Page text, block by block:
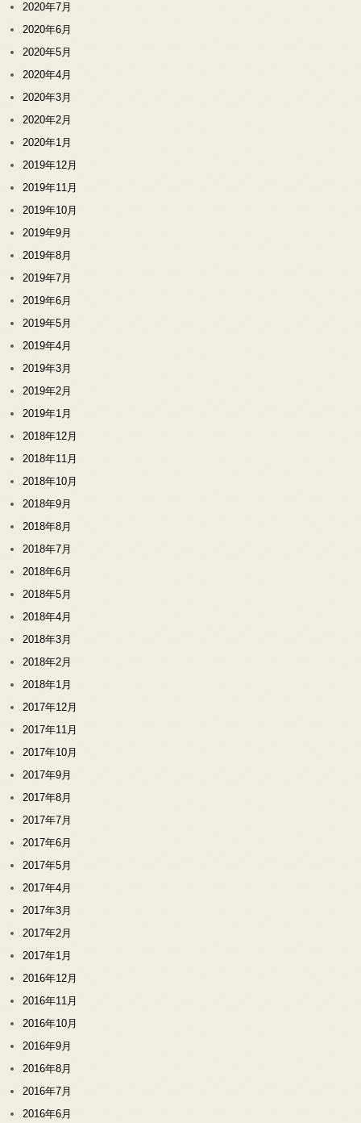
2020年7月
2020年6月
2020年5月
2020年4月
2020年3月
2020年2月
2020年1月
2019年12月
2019年11月
2019年10月
2019年9月
2019年8月
2019年7月
2019年6月
2019年5月
2019年4月
2019年3月
2019年2月
2019年1月
2018年12月
2018年11月
2018年10月
2018年9月
2018年8月
2018年7月
2018年6月
2018年5月
2018年4月
2018年3月
2018年2月
2018年1月
2017年12月
2017年11月
2017年10月
2017年9月
2017年8月
2017年7月
2017年6月
2017年5月
2017年4月
2017年3月
2017年2月
2017年1月
2016年12月
2016年11月
2016年10月
2016年9月
2016年8月
2016年7月
2016年6月